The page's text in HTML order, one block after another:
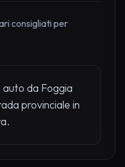
consigliati per
auto da Foggia
provinciale in